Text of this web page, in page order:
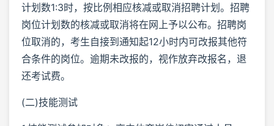
计划数1:3时，按比例相应核减或取消招聘计划。招聘
岗位计划数的核减或取消将在网上予以公布。招聘岗
位取消的，考生自接到通知起12小时内可改报其他符
合条件的岗位。逾期未改报的，视作放弃改报名，退
还考试费。
(二)技能测试